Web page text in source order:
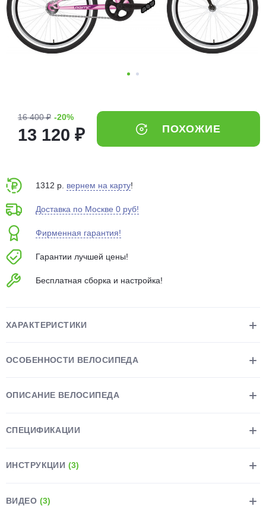
16 400 ₽ -20%
13 120 ₽ ПОХОЖИЕ
1312 р. вернем на карту!
Доставка по Москве 0 руб!
Фирменная гарантия!
Гарантии лучшей цены!
Бесплатная сборка и настройка!
ХАРАКТЕРИСТИКИ
ОСОБЕННОСТИ ВЕЛОСИПЕДА
ОПИСАНИЕ ВЕЛОСИПЕДА
СПЕЦИФИКАЦИИ
ИНСТРУКЦИИ (3)
ВИДЕО (3)
в корзину
Оплачивайте сегодня только
выбранный способом
75% будут
Подробнее
недели